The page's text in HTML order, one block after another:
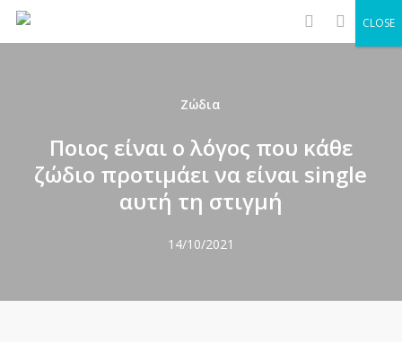
Skip
search
Ζώδια
Ποιος είναι ο λόγος που κάθε
ζώδιο προτιμάει να είναι single
αυτή τη στιγμή
14/10/2021
CLOSE